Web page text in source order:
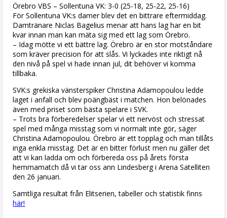
Örebro VBS – Sollentuna VK: 3-0 (25-18, 25-22, 25-16)
För Sollentuna VK:s damer blev det en bittrare eftermiddag.
Damtränare Niclas Bagelius menar att hans lag har en bit
kvar innan man kan mäta sig med ett lag som Örebro.
– Idag mötte vi ett bättre lag. Örebro är en stor motståndare
som kräver precision för att slås. Vi lyckades inte riktigt nå
den nivå på spel vi hade innan jul, dit behöver vi komma
tillbaka.
SVK:s grekiska vänsterspiker Christina Adamopoulou ledde
laget i anfall och blev poängbäst i matchen. Hon belönades
även med priset som bästa spelare i SVK.
– Trots bra förberedelser spelar vi ett nervöst och stressat
spel med många misstag som vi normalt inte gör, säger
Christina Adamopoulou. Örebro är ett topplag och man tillåts
inga enkla misstag. Det är en bitter förlust men nu gäller det
att vi kan ladda om och förbereda oss på årets första
hemmamatch då vi tar oss ann Lindesberg i Arena Satelliten
den 26 januari.
Samtliga resultat från Elitserien, tabeller och statistik finns
här!